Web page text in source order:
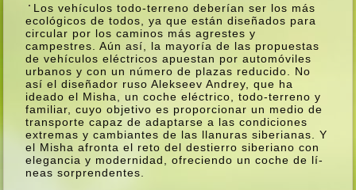
Los vehí­culos todo-terreno deberí­an ser los más
ecológicos de todos, ya que están diseñados para
circular por los caminos más agrestes y
campestres. Aún así­, la mayorí­a de las propuestas
de vehí­culos eléctricos apuestan por automóviles
urbanos y con un número de plazas reducido. No
así­ el diseñador ruso Alekseev Andrey, que ha
ideado el Misha, un coche eléctrico, todo-terreno y
familiar, cuyo objetivo es proporcionar un medio de
transporte capaz de adaptarse a las condiciones
extremas y cambiantes de las llanuras siberianas. Y
el Misha afronta el reto del destierro siberiano con
elegancia y modernidad, ofreciendo un coche de lí­
neas sorprendentes.